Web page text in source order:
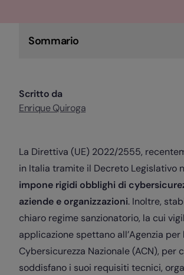
Sommario
Scritto da
Enrique Quiroga
La Direttiva (UE) 2022/2555,
in Italia tramite il Decreto Legislativo
impone rigidi obblighi di
aziende e organizzazioni. Inoltre,
chiaro regime sanzionatorio, la cui
applicazione spettano all’Agenzia per
Cybersicurezza Nazionale (ACN), per
soddisfano i suoi requisiti tecnici,